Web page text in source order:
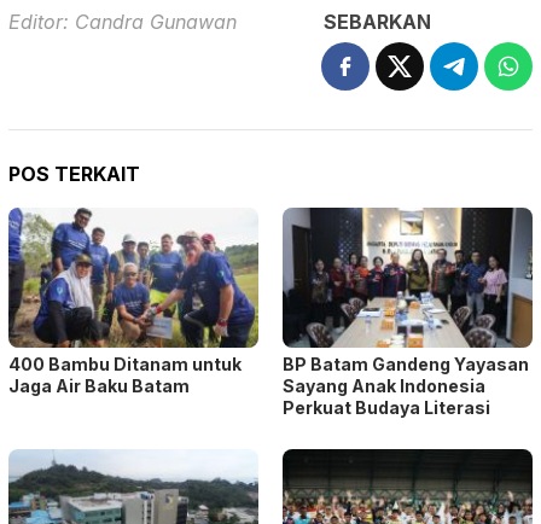
Editor: Candra Gunawan SEBARKAN
POS TERKAIT
400 Bambu Ditanam untuk
Jaga Air Baku Batam
BP Batam Gandeng Yayasan
Sayang Anak Indonesia
Perkuat Budaya Literasi